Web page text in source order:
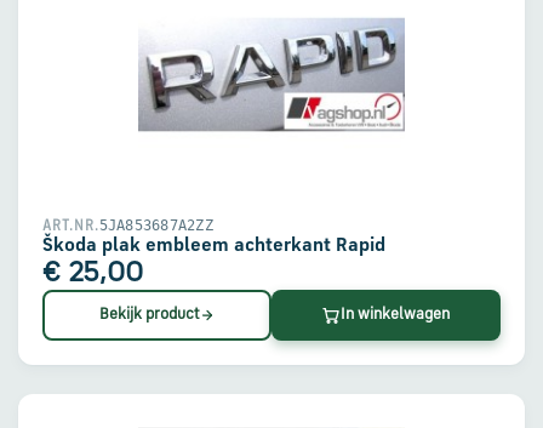
ART.NR.5JA853687A2ZZ
Škoda plak embleem achterkant Rapid
€ 25,00
Bekijk product In winkelwagen